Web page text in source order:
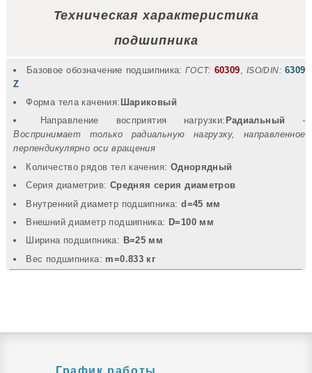
Техническая характеристика
подшипника
Базовое обозначение подшипника: ГОСТ: 60309 ISO/DIN: 6309
Z
Форма тела качения: Шариковый
Направление восприятия нагрузки: Радиальный
-
Воспринимает только радиальную нагрузку, направленное
перпендикулярно оси вращения
Количество рядов тел качения: Однорядный
Серия диаметрив: Средняя серия диаметров
Внутренний диаметр подшипника:d=45 мм
Внешний диаметр подшипника: D=100 мм
Ширина подшипника: B=25 мм
Вec подшипника: m=0.833 кг
График работы